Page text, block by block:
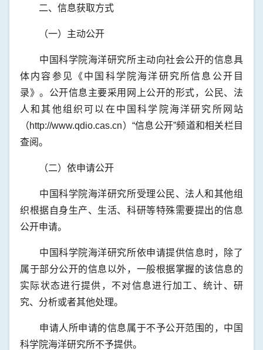
二、信息获取方式
（一）主动公开
中国科学院海洋研究所主动向社会公开的信息具
体内容参见《中国科学院海洋研究所信息公开目
录》。公开信息主要采用网上公开的形式，公民、法
人和其他组织可以在中国科学院海洋研究所网站
（http://www.qdio.cas.cn）“信息公开”频道和相关栏目
查阅。
（二）依申请公开
中国科学院海洋研究所受理公民、法人和其他组
织根据自身生产、生活、科研等特殊需要提出的信息
公开申请。
中国科学院海洋研究所依申请提供信息时，除了
属于部分公开的信息以外，一般根据掌握的该信息的
实际状态进行提供，不对信息进行加工、统计、研
究、分析或者其他处理。
申请人所申请的信息属于不予公开范围的，中国
科学院海洋研究所不予提供。